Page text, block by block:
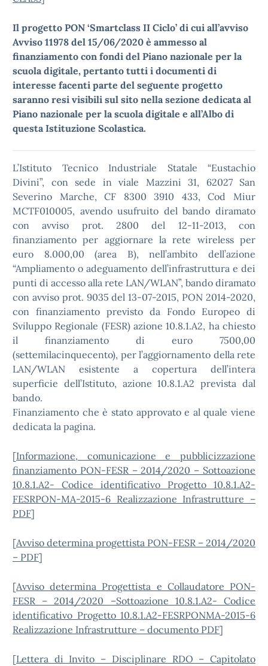
Il progetto PON ‘Smartclass II Ciclo’ di cui all’avviso
Avviso 11978 del 15/06/2020 è ammesso al
finanziamento con fondi del Piano nazionale per la
scuola digitale, pertanto tutti i documenti di
interesse facenti parte del seguente progetto
saranno resi visibili sul sito nella sezione dedicata al
Piano nazionale per la scuola digitale e all’Albo di
questa Istituzione Scolastica.
L’Istituto Tecnico Industriale Statale “Eustachio
Divini”, con sede in viale Mazzini 31, 62027 San
Severino Marche, CF 8300 3910 433, Cod Miur
MCTF010005, avendo usufruito del bando diramato
con avviso prot. 2800 del 12-11-2013, con
finanziamento per aggiornare la rete wireless per
euro 8.000,00 (area B), nell’ambito dell’azione
“Ampliamento o adeguamento dell’infrastruttura e dei
punti di accesso alla rete LAN/WLAN”, bando diramato
con avviso prot. 9035 del 13-07-2015, PON 2014-2020,
con finanziamento previsto da Fondo Europeo di
Sviluppo Regionale (FESR) azione 10.8.1.A2, ha chiesto
il finanziamento di euro 7500,00
(settemilacinquecento), per l’aggiornamento della rete
LAN/WLAN esistente a copertura dell’intera
superficie dell’Istituto, azione 10.8.1.A2 prevista dal
bando.
Finanziamento che è stato approvato e al quale viene
dedicata la pagina.
[Informazione, comunicazione e pubblicizzazione
finanziamento PON-FESR – 2014/2020 – Sottoazione
10.8.1.A2- Codice identificativo Progetto 10.8.1.A2-
FESRPON-MA-2015-6 Realizzazione Infrastrutture –
PDF]
[Avviso determina progettista PON-FESR – 2014/2020
– PDF]
[Avviso determina Progettista e Collaudatore PON-
FESR – 2014/2020 –Sottoazione 10.8.1.A2- Codice
identificativo Progetto 10.8.1.A2-FESRPONMA-2015-6
Realizzazione Infrastrutture – documento PDF]
[Lettera di Invito – Disciplinare RDO – Capitolato